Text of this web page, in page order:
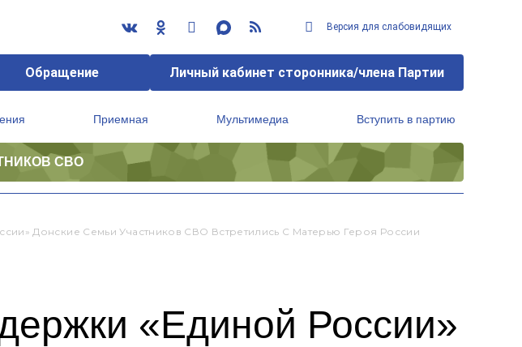
Версия для слабовидящих
Обращение Личный кабинет сторонника/члена Партии
Приемная Мультимедиа Вступить в партию
СВО
Донские Семьи Участников СВО Встретились С Матерью Героя России
«Единой России»